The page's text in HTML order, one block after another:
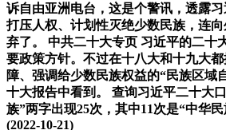
诉自由亚洲电台，这是个警讯，透露
打压人权、计划性灭绝少数民族，连
弃了。 中共二十大专页 习近平的二十
要政策方针。不过在十八大和十九大
障、强调给少数民族权益的“民族区域
十大报告中看到。 查询习近平二十大
族”两字出现25次，其中11次是“中华
(2022-10-21)